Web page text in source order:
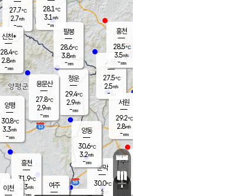
문막
30.0℃
5.6m/s
27.7℃
2.7m/s
-mm
28.1℃
3.1 m/s
-mm
청운
29.4℃
2.9m/s
-mm
팔봉
28.6℃
3.8m/s
-mm
여주
양동
30.6℃
3.2m/s
-mm
신천*
28.4℃
2.8m/s
-mm
흥천
31.9℃
2.3m/s
-mm
시동
27.5℃
2.5m/s
- mm
서원
29.2℃
2.8m/s
-mm
용문산
27.8℃
2.9m/s
-mm
홍천
28.5℃
3.5m/s
-mm
이천
양평
30.8℃
3.3m/s
-mm
+